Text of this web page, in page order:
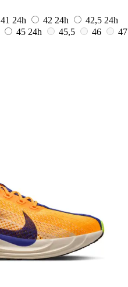
41 24h 42 24h 42,5 24h
45 24h 45,5 46
47